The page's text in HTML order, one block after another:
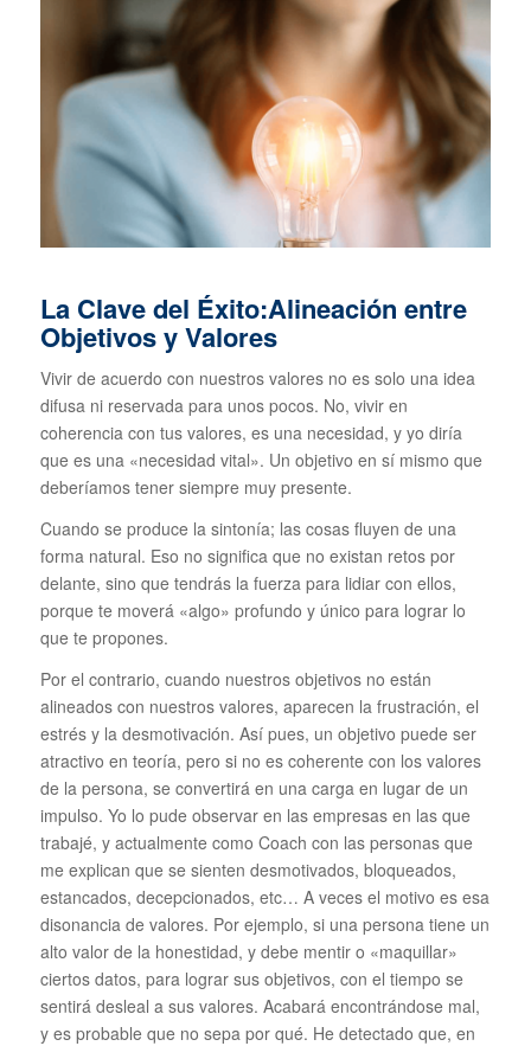
La Clave del Éxito:Alineación entre
Objetivos y Valores
Vivir de acuerdo con nuestros valores no es solo una idea
difusa ni reservada para unos pocos. No, vivir en
coherencia con tus valores, es una necesidad, y yo diría
que es una «necesidad vital». Un objetivo en sí mismo que
deberíamos tener siempre muy presente.
Cuando se produce la sintonía; las cosas fluyen de una
forma natural. Eso no significa que no existan retos por
delante, sino que tendrás la fuerza para lidiar con ellos,
porque te moverá «algo» profundo y único para lograr lo
que te propones.
Por el contrario, cuando nuestros objetivos no están
alineados con nuestros valores, aparecen la frustración, el
estrés y la desmotivación. Así pues, un objetivo puede ser
atractivo en teoría, pero si no es coherente con los valores
de la persona, se convertirá en una carga en lugar de un
impulso. Yo lo pude observar en las empresas en las que
trabajé, y actualmente como Coach con las personas que
me explican que se sienten desmotivados, bloqueados,
estancados, decepcionados, etc… A veces el motivo es esa
disonancia de valores. Por ejemplo, si una persona tiene un
alto valor de la honestidad, y debe mentir o «maquillar»
ciertos datos, para lograr sus objetivos, con el tiempo se
sentirá desleal a sus valores. Acabará encontrándose mal,
y es probable que no sepa por qué. He detectado que, en